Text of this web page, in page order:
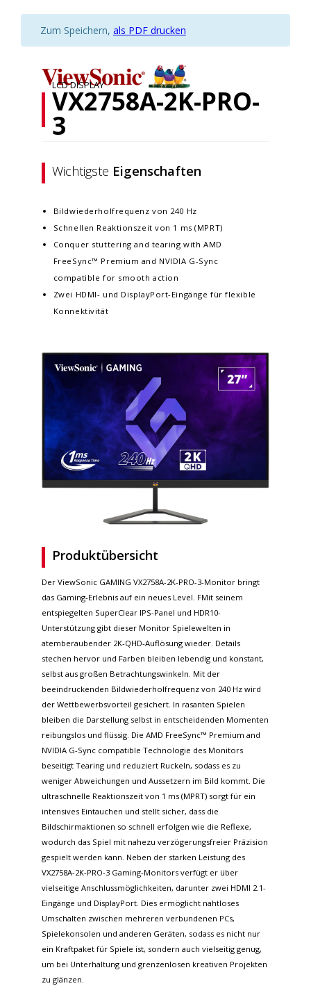
Zum Speichern, als PDF drucken
LCD DISPLAY
VX2758A-2K-PRO-
3
Wichtigste Eigenschaften
Bildwiederholfrequenz von 240 Hz
Schnellen Reaktionszeit von 1 ms (MPRT)
Conquer stuttering and tearing with AMD
FreeSync™ Premium and NVIDIA G-Sync
compatible for smooth action
Zwei HDMI- und DisplayPort-Eingänge für flexible
Konnektivität
Produktübersicht
Der ViewSonic GAMING VX2758A-2K-PRO-3-Monitor bringt
das Gaming-Erlebnis auf ein neues Level. FMit seinem
entspiegelten SuperClear IPS-Panel und HDR10-
Unterstützung gibt dieser Monitor Spielewelten in
atemberaubender 2K-QHD-Auflösung wieder. Details
stechen hervor und Farben bleiben lebendig und konstant,
selbst aus großen Betrachtungswinkeln. Mit der
beeindruckenden Bildwiederholfrequenz von 240 Hz wird
der Wettbewerbsvorteil gesichert. In rasanten Spielen
bleiben die Darstellung selbst in entscheidenden Momenten
reibungslos und flüssig. Die AMD FreeSync™ Premium and
NVIDIA G-Sync compatible Technologie des Monitors
beseitigt Tearing und reduziert Ruckeln, sodass es zu
weniger Abweichungen und Aussetzern im Bild kommt. Die
ultraschnelle Reaktionszeit von 1 ms (MPRT) sorgt für ein
intensives Eintauchen und stellt sicher, dass die
Bildschirmaktionen so schnell erfolgen wie die Reflexe,
wodurch das Spiel mit nahezu verzögerungsfreier Präzision
gespielt werden kann. Neben der starken Leistung des
VX2758A-2K-PRO-3 Gaming-Monitors verfügt er über
vielseitige Anschlussmöglichkeiten, darunter zwei HDMI 2.1-
Eingänge und DisplayPort. Dies ermöglicht nahtloses
Umschalten zwischen mehreren verbundenen PCs,
Spielekonsolen und anderen Geräten, sodass es nicht nur
ein Kraftpaket für Spiele ist, sondern auch vielseitig genug,
um bei Unterhaltung und grenzenlosen kreativen Projekten
zu glänzen.